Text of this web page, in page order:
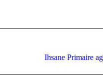
Ihsane Primaire